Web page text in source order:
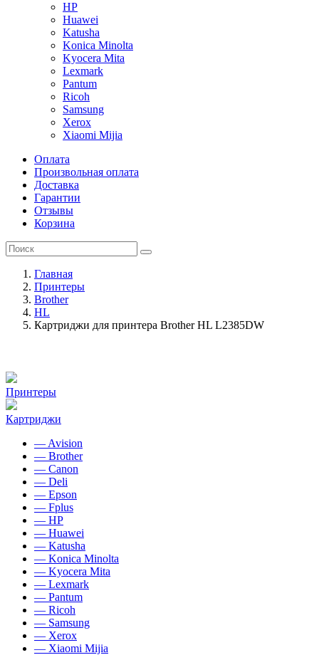
HP
Huawei
Katusha
Konica Minolta
Kyocera Mita
Lexmark
Pantum
Ricoh
Samsung
Xerox
Xiaomi Mijia
Оплата
Произвольная оплата
Доставка
Гарантии
Отзывы
Корзина
Главная
Принтеры
Brother
HL
Картриджи для принтера Brother HL L2385DW
Принтеры
Картриджи
— Avision
— Brother
— Canon
— Deli
— Epson
— Fplus
— HP
— Huawei
— Katusha
— Konica Minolta
— Kyocera Mita
— Lexmark
— Pantum
— Ricoh
— Samsung
— Xerox
— Xiaomi Mijia